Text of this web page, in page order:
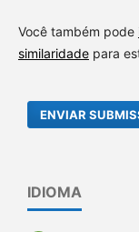
Você também pode
similaridadepara
ENVIAR
IDIOMA